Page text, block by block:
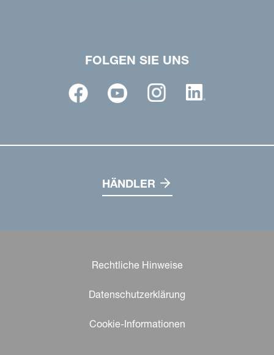
FOLGEN SIE UNS
HÄNDLER
Rechtliche Hinweise
Datenschutzerklärung
Cookie-Informationen